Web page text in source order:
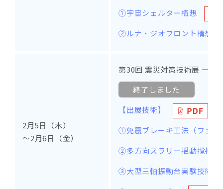
①宇宙シェルター構想
②ルナ・ジオフロント構想
2月5日（木）
～2月6日（金）
第30回 震災対策技術展 ー自
終了しました
【出展技術】
①免震ブレーキ工法（フェイ
②多方向スラリー揺動撹拌工
③大型三軸振動台実験技術